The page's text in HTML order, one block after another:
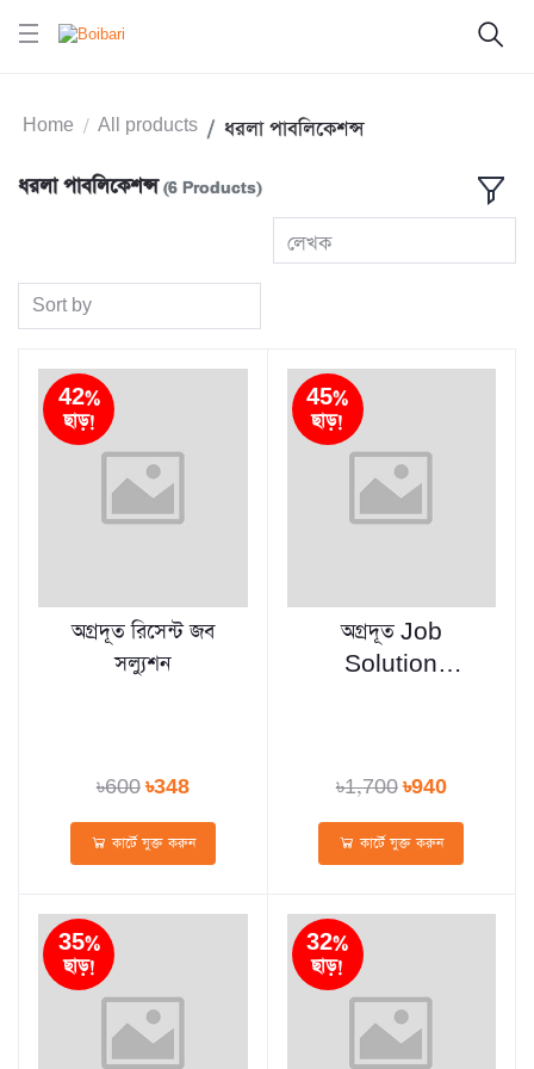
Home All products ধরলা পাবলিকেশন্স
ধরলা পাবলিকেশন্স(6 Products)
লেখক
Sort by
42%
ছাড়!
অগ্রদূত রিসেন্ট জব
সল্যুশন
৳600৳348
কার্টে যুক্ত করুন
45%
ছাড়!
অগ্রদূত Job
Solution
৳1,700৳940
কার্টে যুক্ত করুন
35%
ছাড়!
32%
ছাড়!